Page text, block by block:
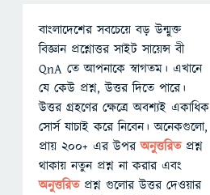
বাংলাদেশের সবচেয়ে বড় উন্মুক্ত
বিজ্ঞান প্রশ্নোত্তর সাইট সায়েন্স বী
QnA তে আপনাকে স্বাগতম। এখানে
যে কেউ প্রশ্ন, উত্তর দিতে পারে।
উত্তর গ্রহণের ক্ষেত্রে অবশ্যই একাধিক
সোর্স যাচাই করে নিবেন। অনেকগুলো,
প্রায় ২০০+ এর উপরঅনুত্তরিতপ্রশ্ন
থাকায় নতুন প্রশ্ন না করার এবং
অনুত্তরিত প্রশ্ন গুলোর উত্তর দেওয়ার